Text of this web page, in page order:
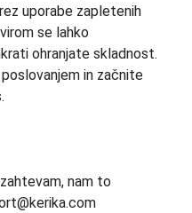
uporabe zapletenih
se lahko
ohranjate skladnost.
in začnite
nam to